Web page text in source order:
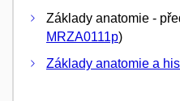
Základy anatomie -
MRZA0111p)
Základy anatomie a